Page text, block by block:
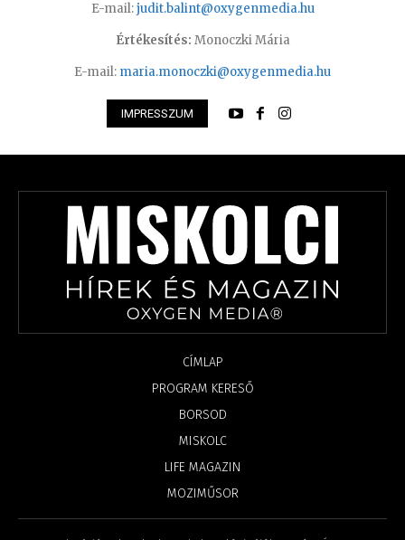
E-mail:judit.balint@oxygenmedia.hu
Értékesítés: Monoczki Mária
E-mail: maria.monoczki@oxygenmedia.hu
IMPRESSZUM
CÍMLAP
PROGRAM KERESŐ
BORSOD
MISKOLC
LIFE MAGAZIN
MOZIMŰSOR